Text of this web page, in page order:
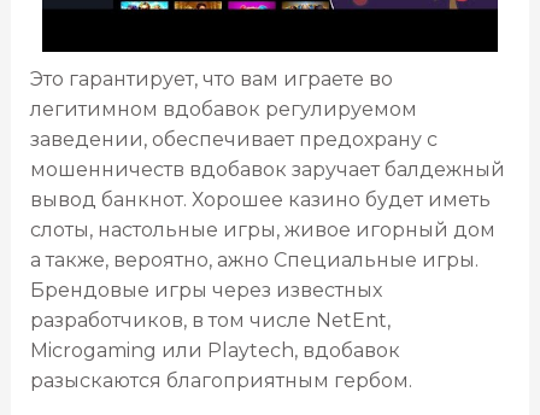
Это гарантирует, что вам играете во
легитимном вдобавок регулируемом
заведении, обеспечивает предохрану с
мошенничеств вдобавок заручает балдежный
вывод банкнот. Хорошее казино будет иметь
слоты, настольные игры, живое игорный дом
а также, вероятно, ажно Специальные игры.
Брендовые игры через известных
разработчиков, в том числе NetEnt,
Microgaming или Playtech, вдобавок
разыскаются благоприятным гербом.